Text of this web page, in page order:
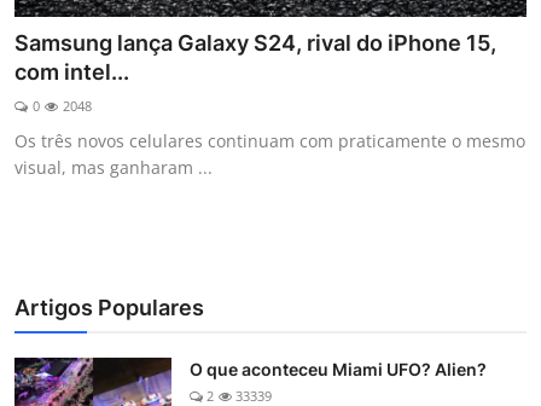
Samsung lança Galaxy S24, rival do iPhone 15,
com intel...
0 2048
Os três novos celulares continuam com praticamente o mesmo
visual, mas ganharam ...
Artigos Populares
O que aconteceu Miami UFO? Alien?
2 33339